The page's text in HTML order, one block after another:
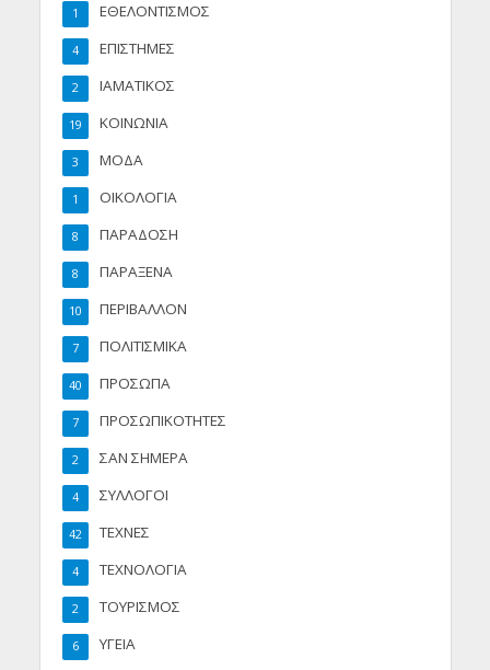
ΕΘΕΛΟΝΤΙΣΜΟΣ
1
ΕΠΙΣΤΗΜΕΣ
4
ΙΑΜΑΤΙΚΟΣ
2
ΚΟΙΝΩΝΙΑ
19
ΜΟΔΑ
3
ΟΙΚΟΛΟΓΙΑ
1
ΠΑΡΑΔΟΣΗ
8
ΠΑΡΑΞΕΝΑ
8
ΠΕΡΙΒΑΛΛΟΝ
10
ΠΟΛΙΤΙΣΜΙΚΑ
7
ΠΡΟΣΩΠΑ
40
ΠΡΟΣΩΠΙΚΟΤΗΤΕΣ
7
ΣΑΝ ΣΗΜΕΡΑ
2
ΣΥΛΛΟΓΟΙ
4
ΤΕΧΝΕΣ
42
ΤΕΧΝΟΛΟΓΙΑ
4
ΤΟΥΡΙΣΜΟΣ
2
ΥΓΕΙΑ
6